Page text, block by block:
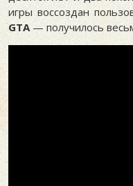
игры воссоздан
GTA— получилось